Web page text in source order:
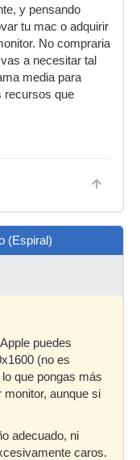
y pensando
tu mac o adquirir
No compraria
a necesitar tal
media para
recursos que
(Espiral)
puedes
(no es
que pongas más
aunque si
adecuado, ni
caros.